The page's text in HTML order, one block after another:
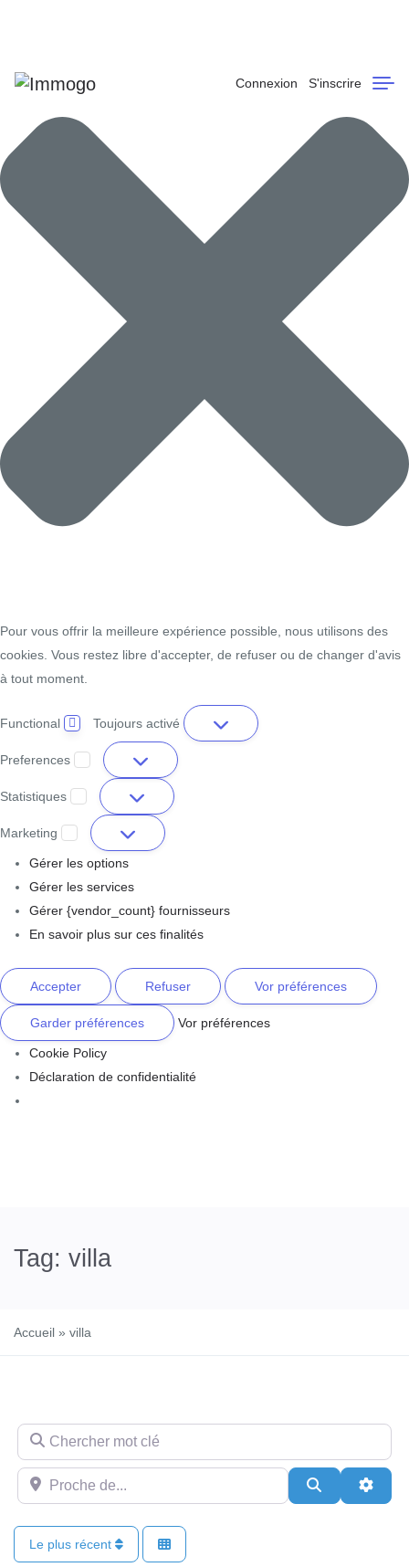
Pour vous offrir la meilleure expérience possible, nous utilisons des
cookies. Vous restez libre d'accepter, de refuser ou de changer d'avis
à tout moment.
Functional Toujours activé
Preferences
Statistiques
Marketing
Gérer les options
Gérer les services
Gérer {vendor_count} fournisseurs
En savoir plus sur ces finalités
Accepter Refuser Vor préférences
Garder préférences Vor préférences
Cookie Policy
Déclaration de confidentialité
Connexion S'inscrire
Tag: villa
Accueil » villa
Chercher mot clé
Proche de… Recherche
Le plus récent